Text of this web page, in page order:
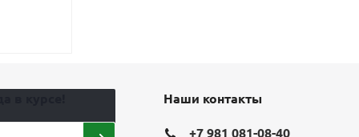
Наши контакты
+7 981 081-08-40